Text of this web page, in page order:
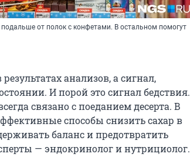
от полок с конфетами. В остальном помогут
анализов, а сигнал,
И порой это сигнал бедствия.
связано с поеданием десерта. В
способы снизить сахар в
баланс и предотвратить
— эндокринолог и нутрициолог.